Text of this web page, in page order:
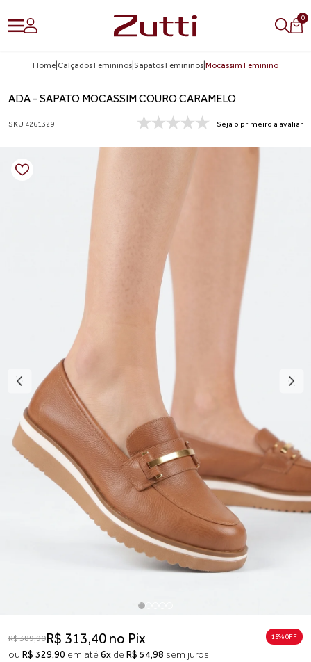
0
Home Calçados Femininos Sapatos Femininos Mocassim Feminino
ADA - SAPATO MOCASSIM COURO CARAMELO
SKU 4261329 Seja o primeiro a avaliar
R$ 389,90R$ 313,40 no Pix
ou R$ 329,90 em até 6x de R$ 54,98 sem juros
15% 0FF